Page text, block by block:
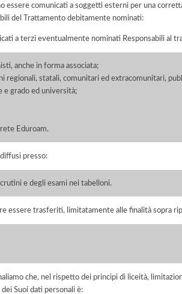
essere comunicati a soggetti esterni per una
del Trattamento debitamente nominati:
a terzi eventualmente nominati Responsabili al
anche in forma associata;
regionali, statali, comunitari ed extracomunitari,
e grado ed università;
Eduroam.
presso:
e degli esami nei tabelloni.
essere trasferiti, limitatamente alle finalità sopra
che, nel rispetto dei principi di liceità,
Suoi dati personali è: